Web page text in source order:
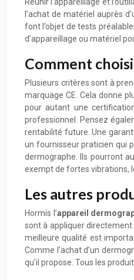
l’achat de matériel auprès
font l’objet de tests
d’appareillage ou matériel
Comment
Plusieurs critères sont à
marquage CE. Cela donne
pour autant une
professionnel. Pensez
rentabilité future. Une
un fournisseur praticien qui
dermographe. Ils pourront
exempt de fortes vibrations,
Les autres
Hormis l’appareil
sont à appliquer directement
meilleure qualité est
Comme l’achat d’un
qu’il propose. Tous les